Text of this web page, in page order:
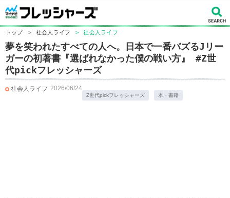
トップ > 社会人ライフ > 社会人ライフ
夢を笑われたすべての人へ。日本で一番バズるJリー
ガーの初著書『選ばれなかった僕の戦い方』 #Z世
代pickフレッシャーズ
社会人ライフ 2026/06/24
Z世代pickフレッシャーズ 本・書籍